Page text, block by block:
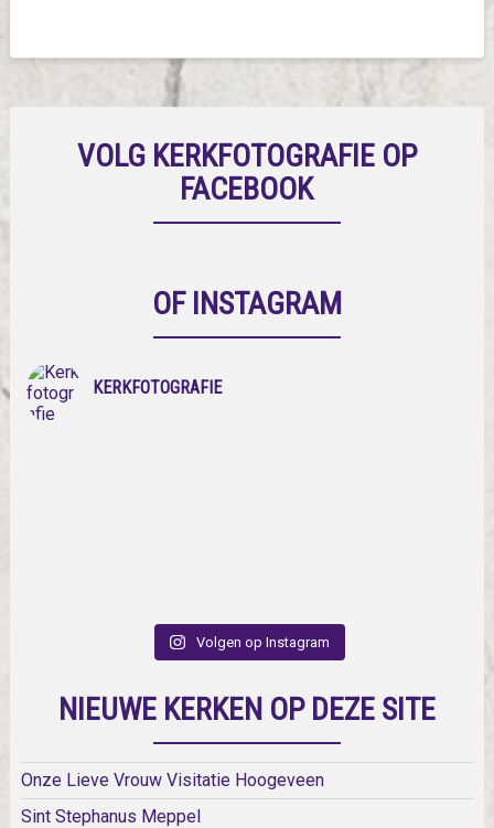
VOLG KERKFOTOGRAFIE OP
FACEBOOK
OF INSTAGRAM
KERKFOTOGRAFIE
Volgen op Instagram
NIEUWE KERKEN OP DEZE SITE
Onze Lieve Vrouw Visitatie Hoogeveen
Sint Stephanus Meppel